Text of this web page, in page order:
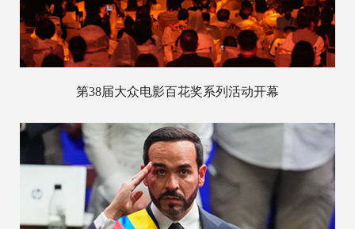
第38届大众电影百花奖系列活动开幕